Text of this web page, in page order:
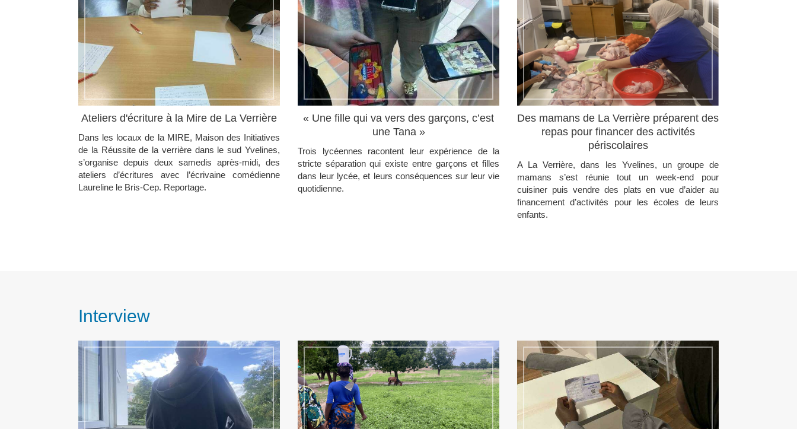
Ateliers d'écriture à la Mire de La Verrière
Dans les locaux de la MIRE, Maison des Initiatives
de la Réussite de la verrière dans le sud Yvelines,
s’organise depuis deux samedis après-midi, des
ateliers d’écritures avec l’écrivaine comédienne
Laureline le Bris-Cep. Reportage.
« Une fille qui va vers des garçons, c’est
une Tana »
Trois lycéennes racontent leur expérience de la
stricte séparation qui existe entre garçons et filles
dans leur lycée, et leurs conséquences sur leur vie
quotidienne.
Des mamans de La Verrière préparent des
repas pour financer des activités
périscolaires
A La Verrière, dans les Yvelines, un groupe de
mamans s’est réunie tout un week-end pour
cuisiner puis vendre des plats en vue d’aider au
financement d’activités pour les écoles de leurs
enfants.
Interview